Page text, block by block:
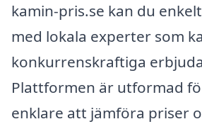
kamin-pris.se kan du
med lokala experter som
konkurrenskraftiga
Plattformen är utformad
enklare att jämföra priser